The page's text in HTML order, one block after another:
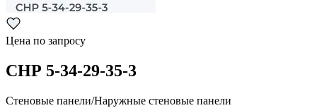
Цена по запросу
СНР 5-34-29-35-3
Стеновые панели/Наружные стеновые панели